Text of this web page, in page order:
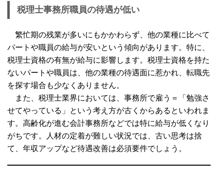
税理士事務所職員の待遇が低い
繁忙期の残業が多いにもかかわらず、他の業種に比べて
パートや職員の給与が安いという傾向があります。特に、
税理士資格の有無が給与に影響します。税理士資格を持た
ないパートや職員は、他の業種の待遇面に惹かれ、転職先
を探す場合も少なくありません。
また、税理士業界においては、事務所で雇う＝「勉強さ
せてやっている」という考え方が古くからあるといわれま
す。高齢化が進む会計事務所などでは特に給与が低くなり
がちです。人材の定着が難しい状況では、古い思考は捨
て、年収アップなど待遇改善は必須要件でしょう。